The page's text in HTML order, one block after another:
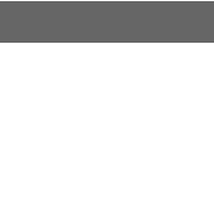
、予約した車種クラスの貸
ラスの貸渡料金によるもの
項の予約の取消しとして取
５項の予約の取消しとして